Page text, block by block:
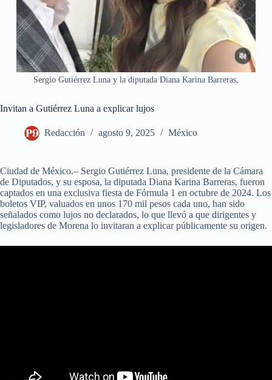
Sergio Gutiérrez Luna y la diputada Diana Karina Barreras,
Invitan a Gutiérrez Luna a explicar lujos
Redacción agosto 9, 2025 México
Ciudad de México.– Sergio Gutiérrez Luna, presidente de la Cámara
de Diputados, y su esposa, la diputada Diana Karina Barreras, fueron
captados en una exclusiva fiesta de Fórmula 1 en octubre de 2024. Los
boletos VIP, valuados en unos 170 mil pesos cada uno, han sido
señalados como lujos no declarados, lo que llevó a que dirigentes y
legisladores de Morena lo invitaran a explicar públicamente su origen.